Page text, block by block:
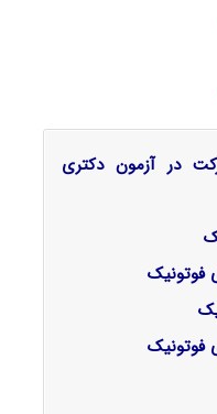
در آزمون دکتری
فوتونیک
فوتونیک